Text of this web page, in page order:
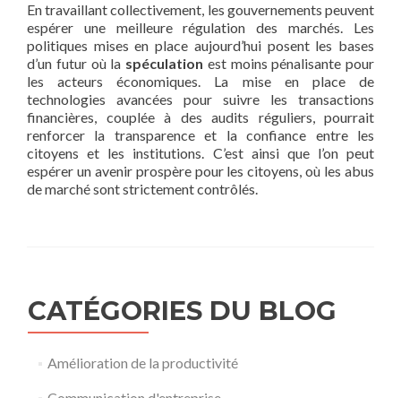
En travaillant collectivement, les gouvernements peuvent
espérer une meilleure régulation des marchés. Les
politiques mises en place aujourd’hui posent les bases
d’un futur où la spéculation est moins pénalisante pour
les acteurs économiques. La mise en place de
technologies avancées pour suivre les transactions
financières, couplée à des audits réguliers, pourrait
renforcer la transparence et la confiance entre les
citoyens et les institutions. C’est ainsi que l’on peut
espérer un avenir prospère pour les citoyens, où les abus
de marché sont strictement contrôlés.
CATÉGORIES DU BLOG
Amélioration de la productivité